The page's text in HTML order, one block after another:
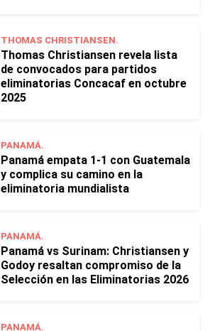
THOMAS CHRISTIANSEN.
Thomas Christiansen revela lista
de convocados para partidos
eliminatorias Concacaf en octubre
2025
PANAMÁ.
Panamá empata 1-1 con Guatemala
y complica su camino en la
eliminatoria mundialista
PANAMÁ.
Panamá vs Surinam: Christiansen y
Godoy resaltan compromiso de la
Selección en las Eliminatorias 2026
PANAMÁ.